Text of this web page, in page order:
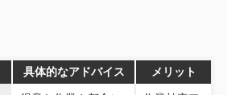
具体的なアドバイス メリット